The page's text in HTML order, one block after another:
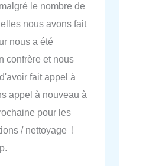
le nombre de
nous avons fait
nous a été
confrère et nous
fait appel à
appel à nouveau à
pour les
/ nettoyage !